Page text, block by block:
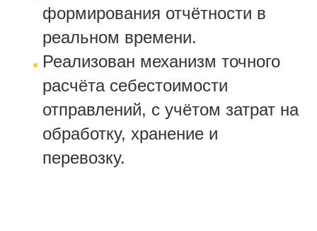
формирования отчётности в
реальном времени.
Реализован механизм точного
расчёта себестоимости
отправлений, с учётом затрат на
обработку, хранение и
перевозку.